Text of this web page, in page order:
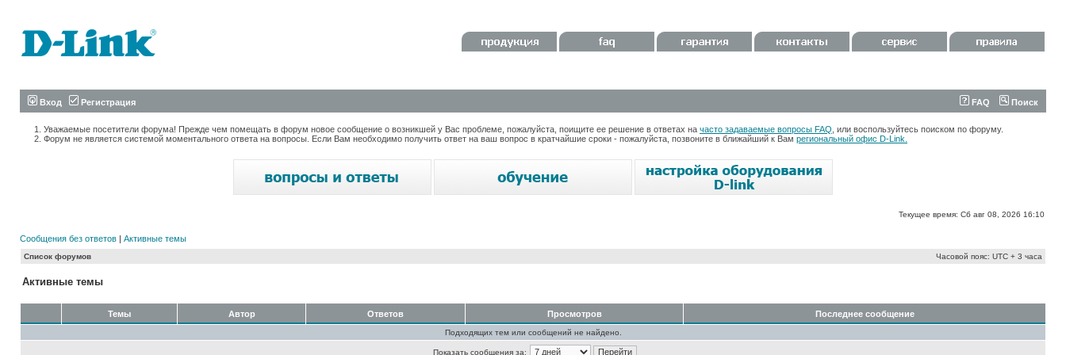
Вход Регистрация FAQ Поиск
Уважаемые посетители форума! Прежде чем помещать в форум новое сообщение о возникшей у Вас проблеме, пожалуйста, поищите ее решение в ответах на часто задаваемые вопросы FAQ , или воспользуйтесь поиском по форуму.
Форум не является системой моментального ответа на вопросы. Если Вам необходимо получить ответ на ваш вопрос в кратчайшие сроки - пожалуйста, позвоните в ближайший к Вам региональный офис D-Link.
Текущее время: Сб авг 08, 2026 16:10
Сообщения без ответов | Активные темы
Список форумов Часовой пояс: UTC + 3 часа
Активные темы
Темы Автор Ответов Просмотров Последнее сообщение
Подходящих тем или сообщений не найдено.
Показать сообщения за: